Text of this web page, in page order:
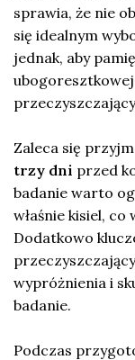
sprawia, że nie
się idealnym
jednak, aby
Zaleca się
trzy dni przed
badanie warto
właśnie kisiel,
Dodatkowo
wypróżnienia i
badanie.
Podczas